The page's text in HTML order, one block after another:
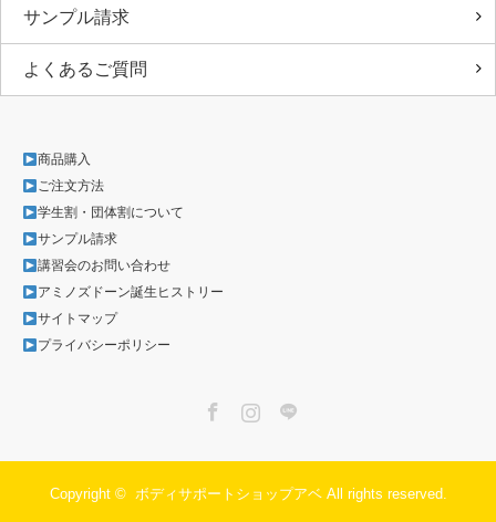
サンプル請求
よくあるご質問
商品購入
ご注文方法
学生割・団体割について
サンプル請求
講習会のお問い合わせ
アミノズドーン誕生ヒストリー
サイトマップ
プライバシーポリシー
Copyright © ボディサポートショップアベAll rights reserved.